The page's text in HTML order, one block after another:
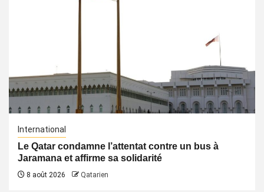
International
Le Qatar condamne l’attentat contre un bus à
Jaramana et affirme sa solidarité
8 août 2026 Qatarien